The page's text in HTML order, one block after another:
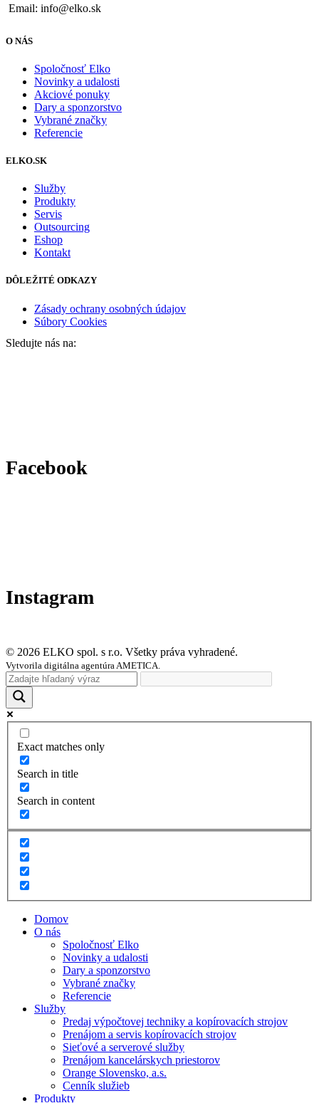
Email: info@elko.sk
O NÁS
Spoločnosť Elko
Novinky a udalosti
Akciové ponuky
Dary a sponzorstvo
Vybrané značky
Referencie
ELKO.SK
Služby
Produkty
Servis
Outsourcing
Eshop
Kontakt
DÔLEŽITÉ ODKAZY
Zásady ochrany osobných údajov
Súbory Cookies
Sledujte nás na:
Facebook
Instagram
© 2026 ELKO spol. s r.o. Všetky práva vyhradené.
Vytvorila digitálna agentúra AMETICA.
Exact matches only
Search in title
Search in content
Domov
O nás
Spoločnosť Elko
Novinky a udalosti
Dary a sponzorstvo
Vybrané značky
Referencie
Služby
Predaj výpočtovej techniky a kopírovacích strojov
Prenájom a servis kopírovacích strojov
Sieťové a serverové služby
Prenájom kancelárskych priestorov
Orange Slovensko, a.s.
Cenník služieb
Produkty